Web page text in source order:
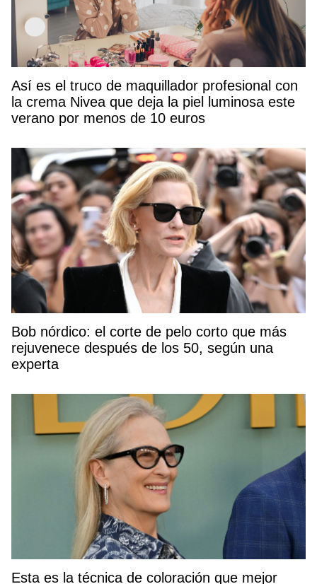
Así es el truco de maquillador profesional con
la crema Nivea que deja la piel luminosa este
verano por menos de 10 euros
Bob nórdico: el corte de pelo corto que más
rejuvenece después de los 50, según una
experta
Esta es la técnica de coloración que mejor